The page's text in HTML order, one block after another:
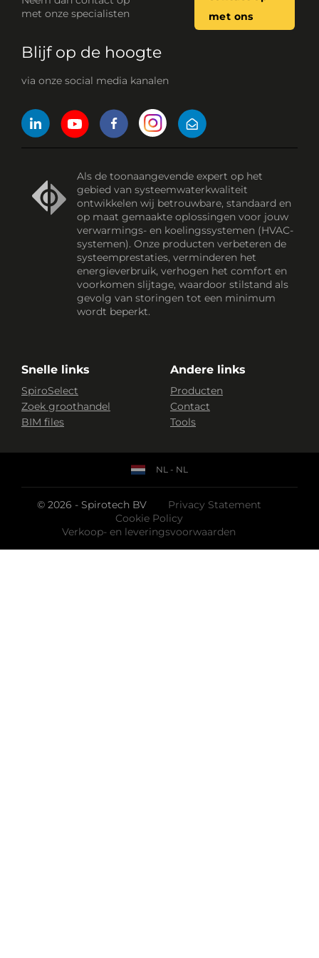
met onze specialisten
met ons
Blijf op de hoogte
via onze social media kanalen
Als de toonaangevende expert op het
gebied van systeemwaterkwaliteit
ontwikkelen wij betrouwbare, standaard en
op maat gemaakte oplossingen voor jouw
verwarmings- en koelingssystemen (HVAC-
systemen). Onze producten verbeteren de
systeemprestaties, verminderen het
energieverbruik, verhogen het comfort en
voorkomen slijtage, waardoor stilstand als
gevolg van storingen tot een minimum
wordt beperkt.
Snelle links
SpiroSelect
Zoek groothandel
BIM files
Andere links
Producten
Contact
Tools
© 2026 - Spirotech BV
Privacy Statement
Cookie Policy
Verkoop- en leveringsvoorwaarden
NL - NL